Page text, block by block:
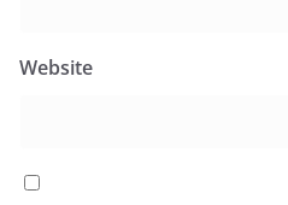
Website